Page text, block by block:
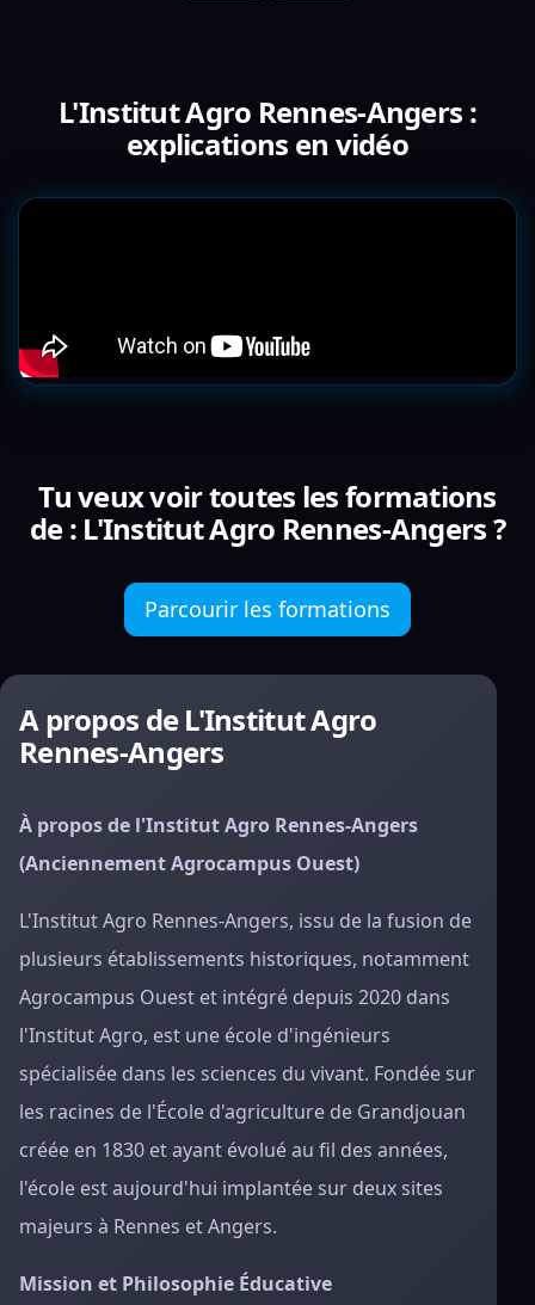
L'Institut Agro Rennes-Angers :
explications en vidéo
Tu veux voir toutes les formations
de : L'Institut Agro Rennes-Angers ?
Parcourir les formations
A propos de L'Institut Agro
Rennes-Angers
À propos de l'Institut Agro Rennes-Angers
(Anciennement Agrocampus Ouest)
L'Institut Agro Rennes-Angers, issu de la fusion de
plusieurs établissements historiques, notamment
Agrocampus Ouest et intégré depuis 2020 dans
l'Institut Agro, est une école d'ingénieurs
spécialisée dans les sciences du vivant. Fondée sur
les racines de l'École d'agriculture de Grandjouan
créée en 1830 et ayant évolué au fil des années,
l'école est aujourd'hui implantée sur deux sites
majeurs à Rennes et Angers.
Mission et Philosophie Éducative